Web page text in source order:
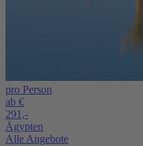
pro Person
ab €
291,-
Ägypten
Alle Angebote